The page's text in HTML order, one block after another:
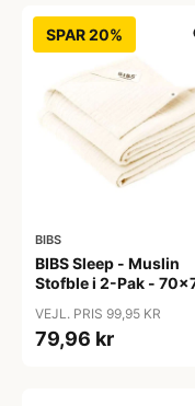
SPAR 20%
BIBS
BIBS Sleep - Muslin
Stofble i 2-Pak -
VEJL. PRIS 99,95 KR
79,96 kr